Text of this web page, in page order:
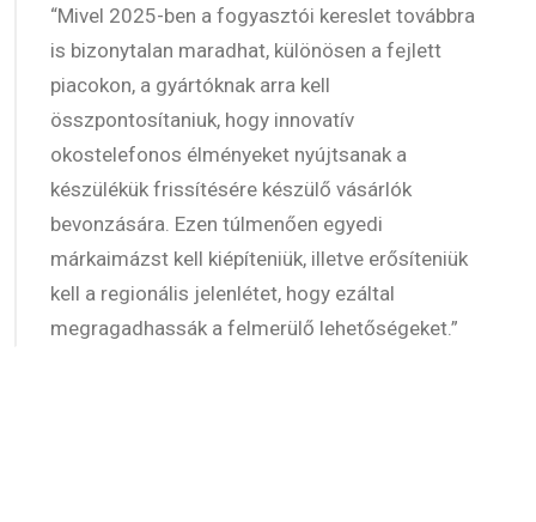
“Mivel 2025-ben a fogyasztói kereslet továbbra
is bizonytalan maradhat, különösen a fejlett
piacokon, a gyártóknak arra kell
összpontosítaniuk, hogy innovatív
okostelefonos élményeket nyújtsanak a
készülékük frissítésére készülő vásárlók
bevonzására. Ezen túlmenően egyedi
márkaimázst kell kiépíteniük, illetve erősíteniük
kell a regionális jelenlétet, hogy ezáltal
megragadhassák a felmerülő lehetőségeket.”